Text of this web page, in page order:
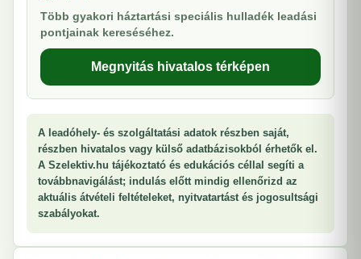
Több gyakori háztartási speciális hulladék leadási
pontjainak kereséséhez.
Megnyitás hivatalos térképen
A leadóhely- és szolgáltatási adatok részben saját,
részben hivatalos vagy külső adatbázisokból érhetők el.
A Szelektiv.hu tájékoztató és edukációs céllal segíti a
továbbnavigálást; indulás előtt mindig ellenőrizd az
aktuális átvételi feltételeket, nyitvatartást és jogosultsági
szabályokat.